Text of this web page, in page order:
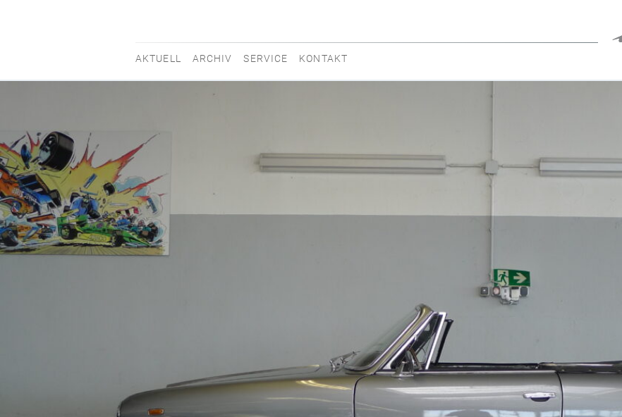
movisti
automobiles
AKTUELL ARCHIV SERVICE KONTAKT